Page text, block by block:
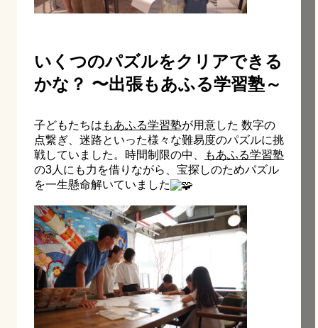
いくつのパズルをクリアできる
かな？ 〜出張もあふる学習塾～
子どもたちは もあふる学習塾が用意した 数字の
点繋ぎ、迷路といった様々な難易度のパズルに挑
戦していました。時間制限の中、
もあふる学習塾
の3人にも力を借りながら、宝探しのためパズル
を一生懸命解いていました